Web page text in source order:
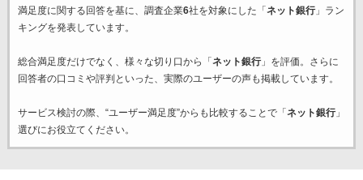
満足度に関する回答を基に、調査企業6社を対象にした「 ネット銀行」ラン
キングを発表しています。
総合満足度だけでなく、様々な切り口から「 ネット銀行」を評価。さらに
回答者の口コミや評判といった、実際のユーザーの声も掲載しています。
サービス検討の際、“ユーザー満足度”からも比較することで「 ネット銀行」
選びにお役立てください。